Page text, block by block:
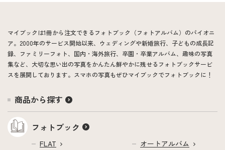
マイブックは1冊から注文できるフォトブック（フォトアルバム）のパイオニ
ア。2000年のサービス開始以来、ウェディングや新婚旅行、子どもの成長記
録、ファミリーフォト、国内・海外旅行、卒園・卒業アルバム、趣味の写真
集など、大切な思い出の写真をかんたん鮮やかに残せるフォトブックサービ
スを展開しております。スマホの写真もぜひマイブックでフォトブックに！
商品から探す
フォトブック
FLAT
オートアルバム